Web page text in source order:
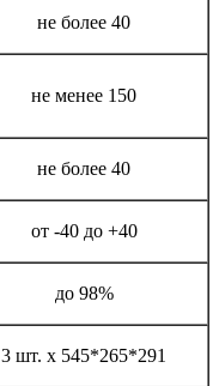
не более 40
не менее 150
не более 40
от -40 до +40
до 98%
3 шт. х 545*265*291